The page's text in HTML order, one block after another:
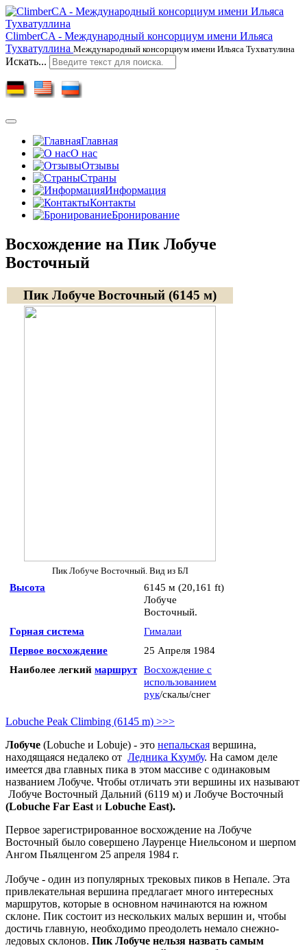
ClimberCA - Международный консорциум имени Ильяса
Тухватуллина Международный консорциум имени Ильяса Тухватулина
Искать...
Главная
О нас
Отзывы
Страны
Информация
Контакты
Бронирование
Восхождение на Пик Лобуче
Восточный
Пик Лобуче Восточный (6145 м)
Пик Лобуче Восточный. Вид из БЛ
Высота
6145 м (20,161 ft)
Лобуче
Восточный.
Горная система
Гималаи
Первое восхождение
25 Апреля 1984
Наиболее легкий маршрут Восхождение с
использованием
рук/скалы/снег
Lobuche Peak Climbing (6145 m) >>>
Лобуче (Lobuche и Lobuje) - это непальская вершина,
находящаяся недалеко от Ледника Кхумбу. На самом деле
имеется два главных пика в этом массиве с одинаковым
названием Лобуче. Чтобы отличать эти вершины их называют
Лобуче Восточный Дальний (6119 м) и Лобуче Восточный
(Lobuche Far East и Lobuche East).
Первое зарегистрированное восхождение на Лобуче
Восточный было совершено Лауренце Ниельсоном и шерпом
Ангом Пьялценгом 25 апреля 1984 г.
Лобуче - один из популярных трековых пиков в Непале. Эта
привлекательная вершина предлагает много интересных
маршрутов, которые в основном начинаются на южном
склоне. Пик состоит из нескольких малых вершин и, чтобы
достичь главную, необходимо преодолеть немало снежно-
ледовых склонов. Пик Лобуче нельзя назвать самым